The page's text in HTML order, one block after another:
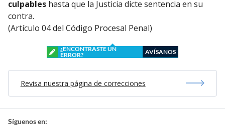
culpables hasta que la Justicia dicte sentencia en su
contra.
(Artículo 04 del Código Procesal Penal)
¿ENCONTRASTE UN
ERROR?
AVÍSANOS
Revisa nuestra página de correcciones
Síguenos en: